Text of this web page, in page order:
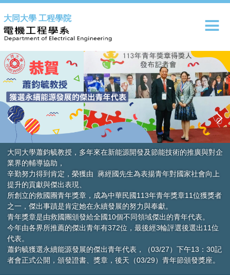
到
主
要
內
容
區
大同大學 工程學院
的推廣與對企
家社會向上
11位獲獎者
年代表。
後選出11位
午13：30記
頒發獎座。